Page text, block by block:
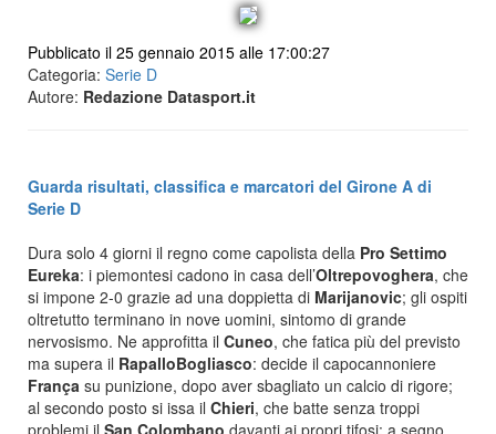
Pubblicato il 25 gennaio 2015 alle 17:00:27
Categoria: Serie D
Autore: Redazione Datasport.it
Guarda risultati, classifica e marcatori del Girone A di
Serie D
Dura solo 4 giorni il regno come capolista della Pro Settimo
Eureka: i piemontesi cadono in casa dell’Oltrepovoghera, che
si impone 2-0 grazie ad una doppietta di Marijanovic; gli ospiti
oltretutto terminano in nove uomini, sintomo di grande
nervosismo. Ne approfitta il Cuneo, che fatica più del previsto
ma supera il RapalloBogliasco: decide il capocannoniere
França su punizione, dopo aver sbagliato un calcio di rigore;
al secondo posto si issa il Chieri, che batte senza troppi
problemi il San Colombano davanti ai propri tifosi: a segno